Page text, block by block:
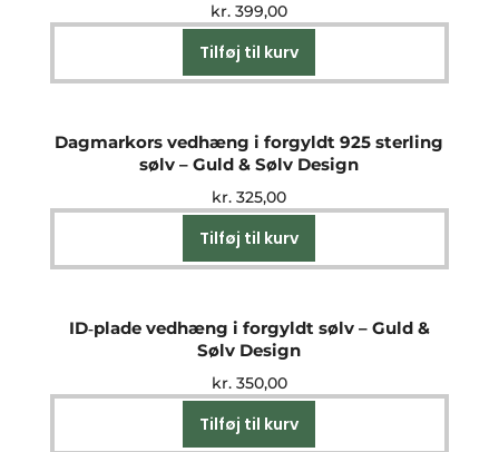
kr. 399,00
Tilføj til kurv
Dagmarkors vedhæng i forgyldt 925 sterling
sølv – Guld & Sølv Design
kr. 325,00
Tilføj til kurv
ID‑plade vedhæng i forgyldt sølv – Guld &
Sølv Design
kr.350,00
Tilføj til kurv